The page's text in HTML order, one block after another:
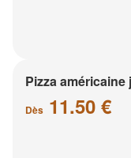
Pizza américaine
Dès 11.50 €